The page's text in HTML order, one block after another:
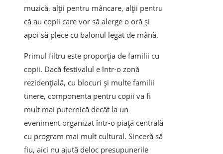
muzică, alții pentru mâncare, alții pentru
că au copii care vor să alerge o oră și
apoi să plece cu balonul legat de mână.
Primul filtru este proporția de familii cu
copii. Dacă festivalul e într-o zonă
rezidențială, cu blocuri și multe familii
tinere, componenta pentru copii va fi
mult mai puternică decât la un
eveniment organizat într-o piață centrală
cu program mai mult cultural. Sinceră să
fiu, aici nu ajută deloc presupunerile